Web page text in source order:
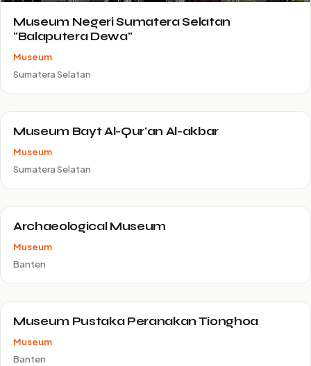
Museum Negeri Sumatera Selatan
"Balaputera Dewa"
Museum
Sumatera Selatan
Museum Bayt Al-Qur'an Al-akbar
Museum
Sumatera Selatan
Archaeological Museum
Museum
Banten
Museum Pustaka Peranakan Tionghoa
Museum
Banten